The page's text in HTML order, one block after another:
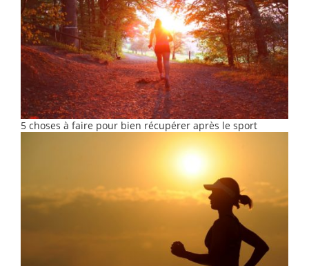
5 choses à faire pour bien récupérer après le sport